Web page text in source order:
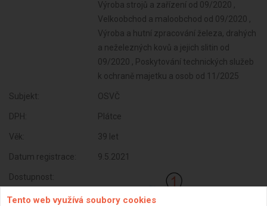
Výroba strojů a zařízení od 09/2020 ,
Velkoobchod a maloobchod od 09/2020 ,
Výroba a hutní zpracování železa, drahých
a neželezných kovů a jejich slitin od
09/2020 , Poskytování technických služeb
k ochraně majetku a osob od 11/2025
Subjekt: OSVČ
DPH: Plátce
Věk: 39 let
Datum registrace: 9.5.2021
Dostupnost:
Tento web využívá soubory cookies